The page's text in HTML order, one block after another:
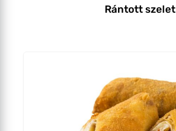
Rántott szelet